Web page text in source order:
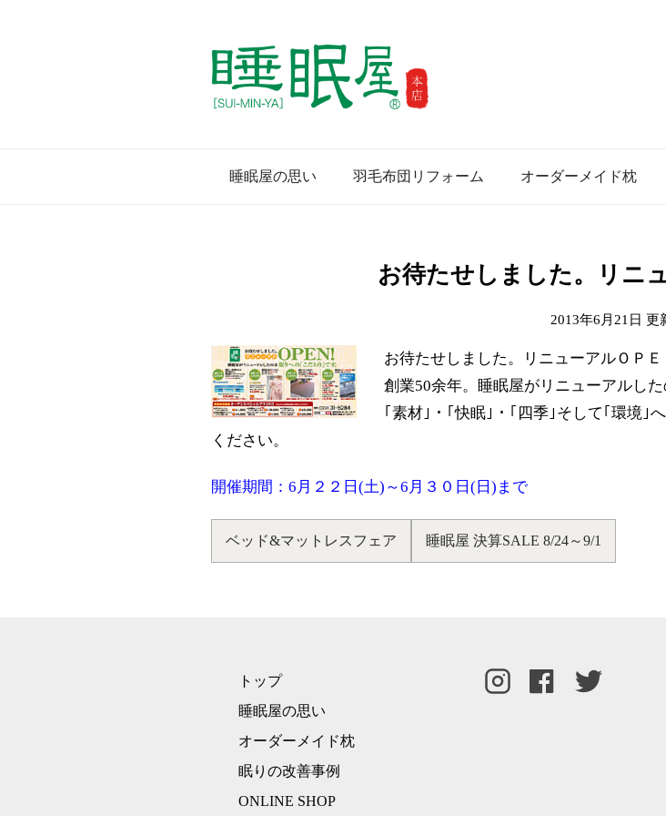
睡眠屋の思い 羽毛布団リフォーム オーダーメイド枕
お待たせしました。リニ
2013年6月21日
お待たせしました。リニューアルＯＰＥ
創業50余年。睡眠屋がリニューアルし
｢素材｣・｢快眠｣・｢四季｣そして｢環境｣
ください。
開催期間：6月２２日(土)～6月３０日(日)まで
ベッド&マットレスフェア 睡眠屋 決算SALE 8/24～9/1
トップ
睡眠屋の思い
オーダーメイド枕
眠りの改善事例
ONLINE SHOP